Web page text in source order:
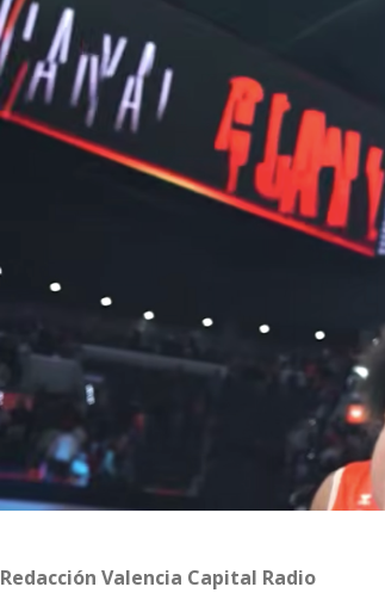
Redacción Valencia Capital Radio